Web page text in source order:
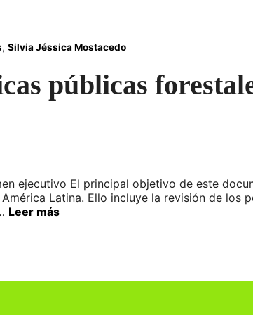
públicas
ejecutivo El principal objetivo de este
Latina. Ello incluye la revisión de los
Leer más
, Silvia Jéssica Mostacedo